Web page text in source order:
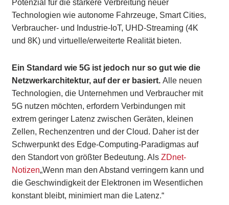
Potenzial für die stärkere Verbreitung neuer
Technologien wie autonome Fahrzeuge, Smart Cities,
Verbraucher- und Industrie-IoT, UHD-Streaming (4K
und 8K) und virtuelle/erweiterte Realität bieten.
Ein Standard wie 5G ist jedoch nur so gut wie die
Netzwerkarchitektur, auf der er basiert. Alle neuen
Technologien, die Unternehmen und Verbraucher mit
5G nutzen möchten, erfordern Verbindungen mit
extrem geringer Latenz zwischen Geräten, kleinen
Zellen, Rechenzentren und der Cloud. Daher ist der
Schwerpunkt des Edge-Computing-Paradigmas auf
den Standort von größter Bedeutung. AlsZDnet-
Notizen„Wenn man den Abstand verringern kann und
die Geschwindigkeit der Elektronen im Wesentlichen
konstant bleibt, minimiert man die Latenz.“